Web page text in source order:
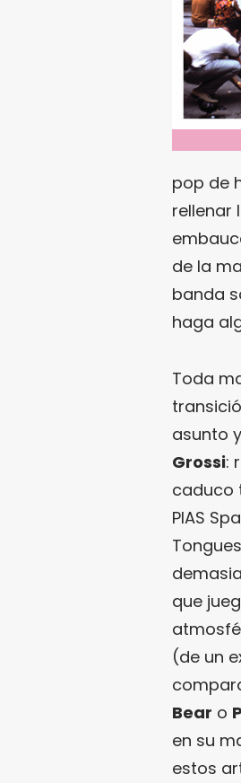
pop de
rellenar
de la
banda
haga
Toda
asunto
Grossi:
caduco
PIAS
que
(de un
Bear o
en su
estos